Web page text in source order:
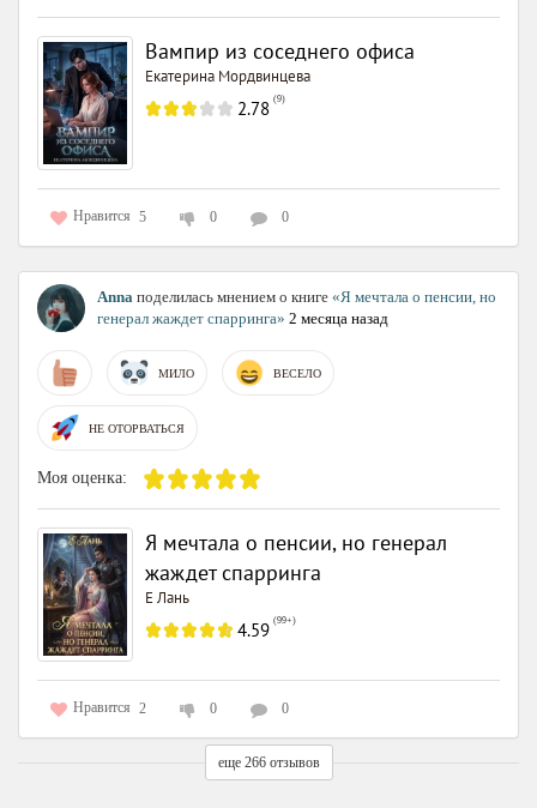
Вампир из соседнего офиса
Екатерина Мордвинцева
2.78 (9)
Нравится 5 0 0
Anna поделилась мнением о книге «Я мечтала о пенсии, но
генерал жаждет спарринга» 2 месяца назад
МИЛО ВЕСЕЛО
НЕ ОТОРВАТЬСЯ
Моя оценка:
Я мечтала о пенсии, но генерал
жаждет спарринга
Е Лань
4.59 (99+)
Нравится 2 0 0
еще 266 отзывов